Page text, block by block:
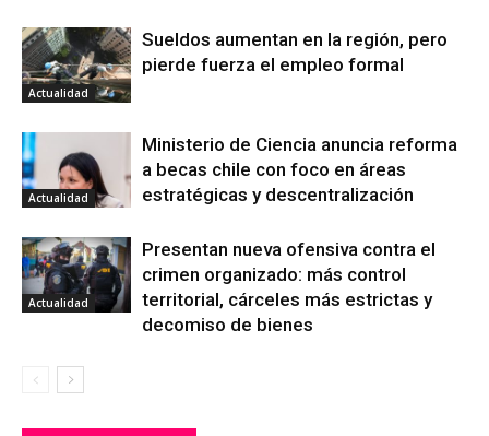
Actualidad
Sueldos aumentan en la región, pero
pierde fuerza el empleo formal
Actualidad
Ministerio de Ciencia anuncia reforma
a becas chile con foco en áreas
estratégicas y descentralización
Actualidad
Presentan nueva ofensiva contra el
crimen organizado: más control
territorial, cárceles más estrictas y
decomiso de bienes